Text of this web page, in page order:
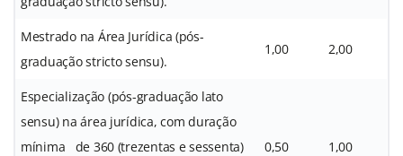
Mestrado na Área Jurídica (pós-
graduaçãostrictosensu).
1,00 2,00
Especialização (pós-graduação lato
sensu) na área jurídica, com duração
mínima
de 360 (trezentas esessenta)
0,50 1,00